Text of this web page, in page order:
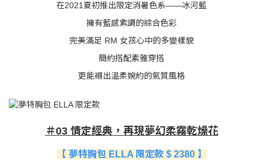
在2021夏初推出限定消暑色系——冰河藍
擁有藍感紫調的綜合色彩
完美滿足 RM 女孩心中的多變樣貌
簡約搭配素雅穿搭
更能襯出溫柔婉約的氣質風格
＃03 情定經典，再現夢幻柔霧乾燥花
【 夢特胸包 ELLA 限定款 $ 2380 】